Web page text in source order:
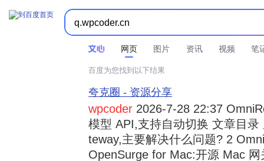
网页 图片 资讯 视频 笔
时间不限  所有网页和文件  站点内检索 
百度为您找到以下结果
夸克圈 - 资源分享
wpcoder 2026-7-28 22:37
模型 API,支持自动切换 文章目
teway,主要解决什么问题? 2
OpenSurge for Mac:开源 Mac